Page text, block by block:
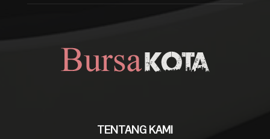
TENTANG KAMI